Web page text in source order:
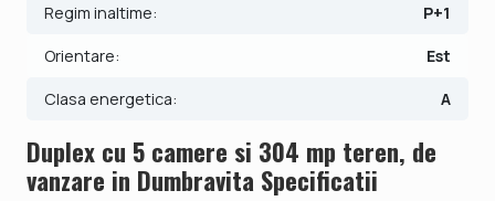
Regim inaltime: P+1
Orientare: Est
Clasa energetica: A
Duplex cu 5 camere si 304 mp teren, de
vanzare in Dumbravita Specificatii